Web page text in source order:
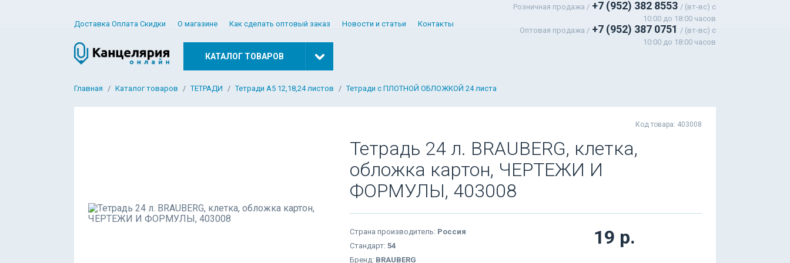
Доставка Оплата Скидки О магазине Как сделать оптовый заказ Новости и статьи Контакты
Розничная продажа / +7 (952) 382 8553 / (вт-вс) c
10:00 до 18:00 часов
Оптовая продажа / +7 (952) 387 0751 / (вт-вс) с
10:00 до 18:00 часов
КАТАЛОГ ТОВАРОВ
Главная Каталог товаров ТЕТРАДИ Тетради А5 12,18,24 листов Тетради с ПЛОТНОЙ ОБЛОЖКОЙ 24 листа
Код товара: 403008
Тетрадь 24 л. BRAUBERG, клетка,
обложка картон, ЧЕРТЕЖИ И
ФОРМУЛЫ, 403008
Страна производитель: Россия
Стандарт: 54
Бренд: BRAUBERG
19 р.